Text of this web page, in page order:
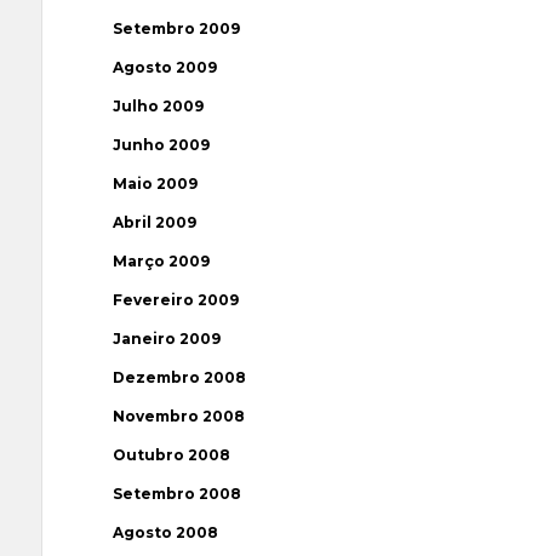
Setembro 2009
Agosto 2009
Julho 2009
Junho 2009
Maio 2009
Abril 2009
Março 2009
Fevereiro 2009
Janeiro 2009
Dezembro 2008
Novembro 2008
Outubro 2008
Setembro 2008
Agosto 2008